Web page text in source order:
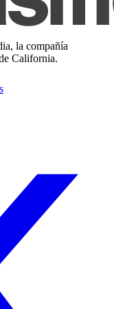
la compañía
California.